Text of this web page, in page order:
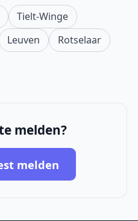
Tielt-Winge
Leuven
Rotselaar
melden?
melden